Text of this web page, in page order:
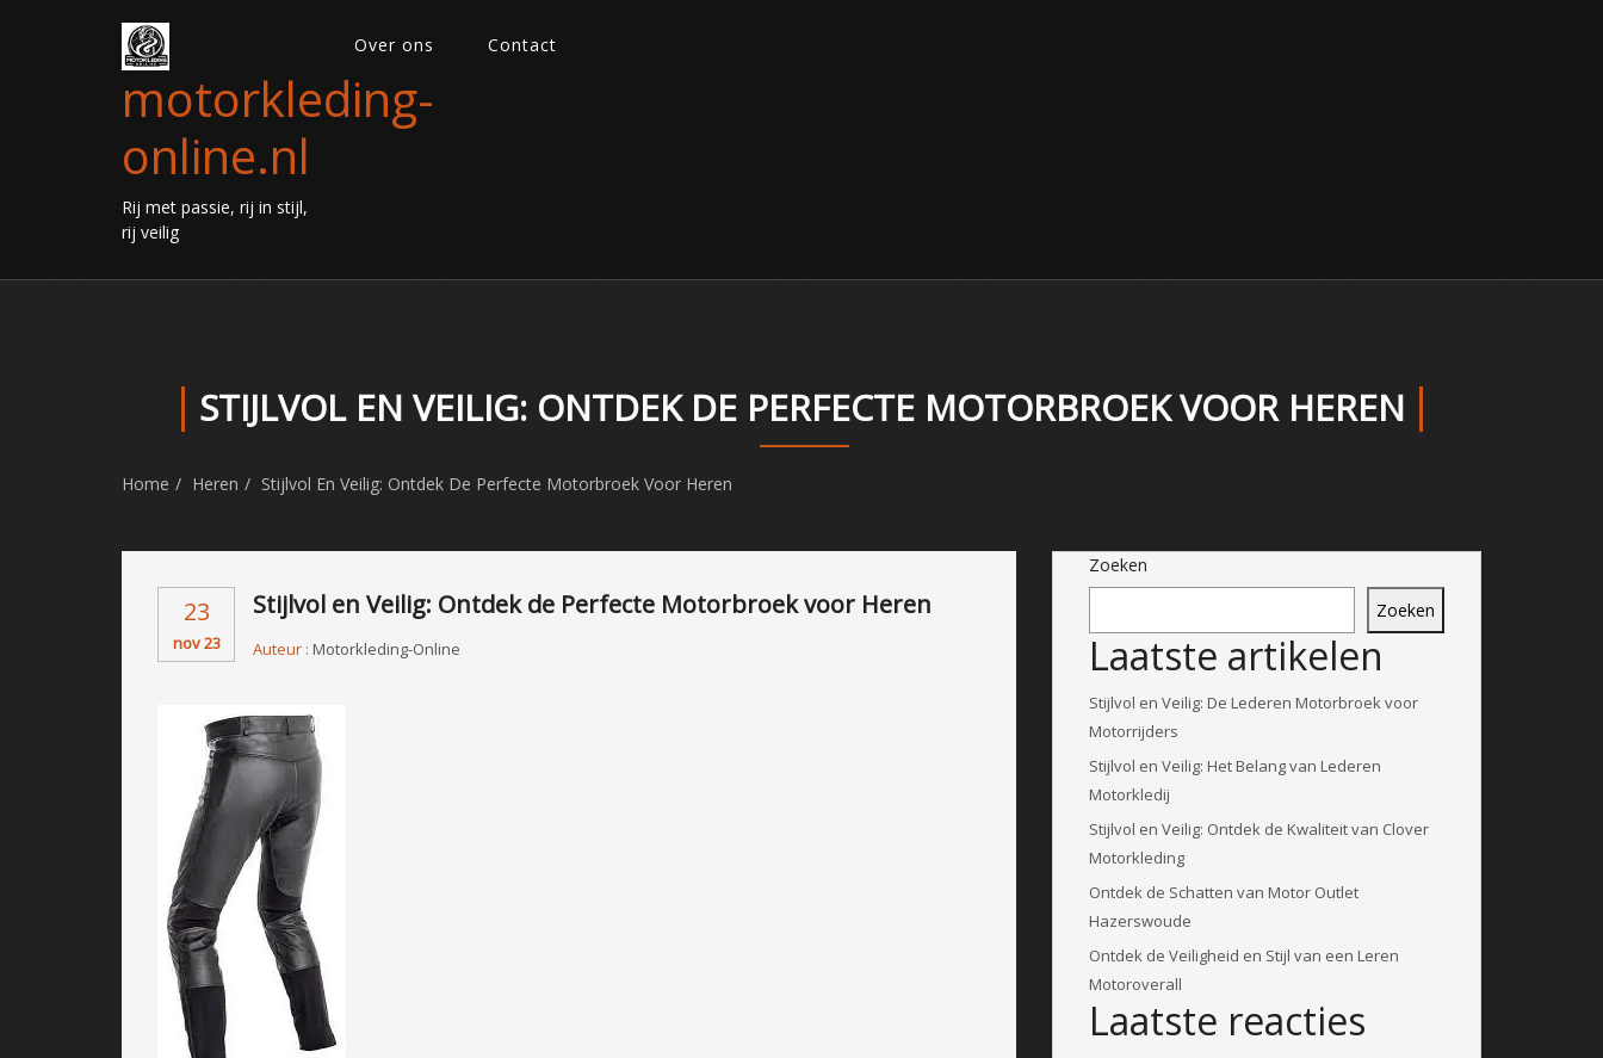
motorkleding-
online.nl
Rij met passie, rij in stijl,
rij veilig
Over ons Contact
STIJLVOL EN VEILIG: ONTDEK DE PERFECTE MOTORBROEK VOOR HEREN
Home Heren Stijlvol En Veilig: Ontdek De Perfecte Motorbroek Voor Heren
23
nov 23
Stijlvol en Veilig: Ontdek de Perfecte Motorbroek voor Heren
Auteur : Motorkleding-Online
Zoeken
Zoeken
Laatste artikelen
Stijlvol en Veilig: De Lederen Motorbroek voor
Motorrijders
Stijlvol en Veilig: Het Belang van Lederen
Motorkledij
Stijlvol en Veilig: Ontdek de Kwaliteit van Clover
Motorkleding
Ontdek de Schatten van Motor Outlet
Hazerswoude
Ontdek de Veiligheid en Stijl van een Leren
Motoroverall
Laatste reacties